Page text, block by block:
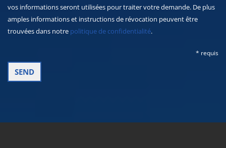
vos informations seront utilisées pour traiter votre demande. De plus
amples informations et instructions de révocation peuvent être
trouvées dans notre politique de confidentialité.
* requis